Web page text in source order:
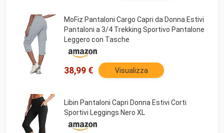
MoFiz Pantaloni Cargo Capri da Donna Estivi
Pantaloni a 3/4 Trekking Sportivo Pantalone
Leggero con Tasche
38,99 € Visualizza
Libin Pantaloni Capri Donna Estivi Corti
Sportivi Leggings Nero XL